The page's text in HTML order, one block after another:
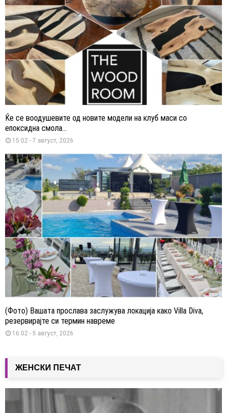
Ќе се воодушевите од новите модели на клуб маси со
епоксидна смола...
15:02 - 7 август, 2026
(Фото) Вашата прослава заслужува локација како Villa Diva,
резервирајте си термин навреме
16:02 - 5 август, 2026
ЖЕНСКИ ПЕЧАТ